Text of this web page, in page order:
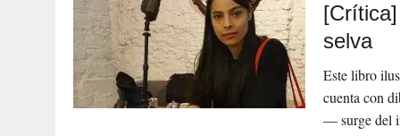
selva
Este libro
cuenta con
— surge del